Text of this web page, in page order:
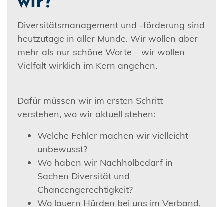
Diversitätsmanagement und -förderung sind
heutzutage in aller Munde. Wir wollen aber
mehr als nur schöne Worte – wir wollen
Vielfalt wirklich im Kern angehen.
Dafür müssen wir im ersten Schritt
verstehen, wo wir aktuell stehen:
Welche Fehler machen wir vielleicht
unbewusst?
Wo haben wir Nachholbedarf in
Sachen Diversität und
Chancengerechtigkeit?
Wo lauern Hürden bei uns im Verband,